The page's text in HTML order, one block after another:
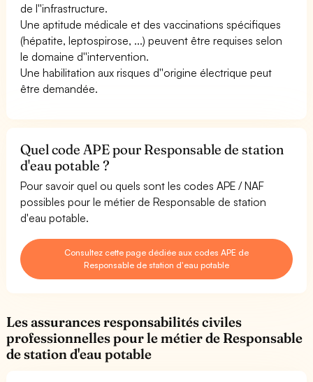
de l''infrastructure.
Une aptitude médicale et des vaccinations spécifiques
(hépatite, leptospirose, ...) peuvent être requises selon
le domaine d''intervention.
Une habilitation aux risques d''origine électrique peut
être demandée.
Quel code APE pour Responsable de station
d'eau potable ?
Pour savoir quel ou quels sont les codes APE / NAF
possibles pour le métier de Responsable de station
d'eau potable.
Consultez cette page dédiée aux codes APE de
Responsable de station d'eau potable
Les assurances responsabilités civiles
professionnelles pour le métier de Responsable
de station d'eau potable